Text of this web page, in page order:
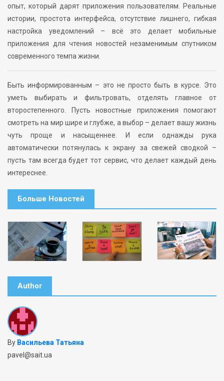
опыт, который дарят приложения пользователям. Реальные
истории, простота интерфейса, отсутствие лишнего, гибкая
настройка уведомлений – всё это делает мобильные
приложения для чтения новостей незаменимым спутником
современного темпа жизни.
Быть информированным – это не просто быть в курсе. Это
уметь выбирать и фильтровать, отделять главное от
второстепенного. Пусть новостные приложения помогают
смотреть на мир шире и глубже, а выбор – делает вашу жизнь
чуть проще и насыщеннее. И если однажды рука
автоматически потянулась к экрану за свежей сводкой –
пусть там всегда будет тот сервис, что делает каждый день
интереснее.
Больше Новостей
Author
By Васильева Татьяна
pavel@sait.ua